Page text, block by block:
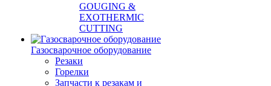
GOUGING &
EXOTHERMIC
CUTTING
Газосварочное оборудование
Резаки
Горелки
Запчасти к резакам и